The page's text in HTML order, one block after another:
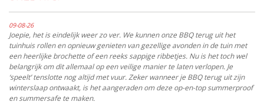
09-08-26
Joepie, het is eindelijk weer zo ver. We kunnen onze BBQ terug uit het
tuinhuis rollen en opnieuw genieten van gezellige avonden in de tuin met
een heerlijke brochette of een reeks sappige ribbetjes. Nu is het toch wel
belangrijk om dit allemaal op een veilige manier te laten verlopen. Je
‘speelt’ tenslotte nog altijd met vuur. Zeker wanneer je BBQ terug uit zijn
winterslaap ontwaakt, is het aangeraden om deze op-en-top summerproof
en summersafe te maken.